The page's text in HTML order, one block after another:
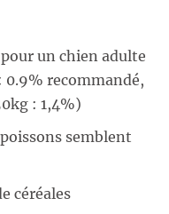
un chien adulte
0.9% recommandé,
: 1,4%)
semblent
céréales